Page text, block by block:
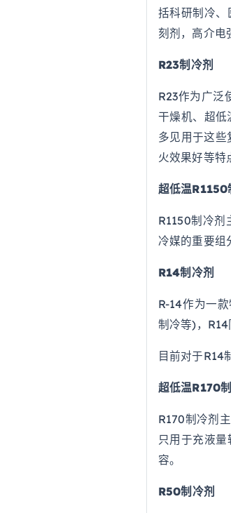
括科研制冷、
刻剂，高介电
R23制冷剂
R23作为广泛
干燥机、超低
多见用于这
火效果好等特
超低温R1150
R1150制冷
冷媒的重要组
R14制冷剂
R-14作为一
制冷等)，R14
目前对于R14
超低温R170
R170制冷剂
只用于充液
容。
R50制冷剂